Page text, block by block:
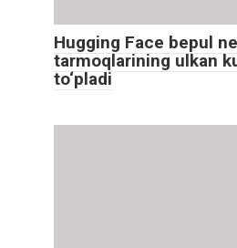
Hugging Face bepul
tarmoqlarining ulkan
to‘pladi